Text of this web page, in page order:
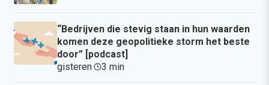
“Bedrijven die stevig staan in hun waarden
komen deze geopolitieke storm het beste
door” [podcast]
gisteren· 3 min·